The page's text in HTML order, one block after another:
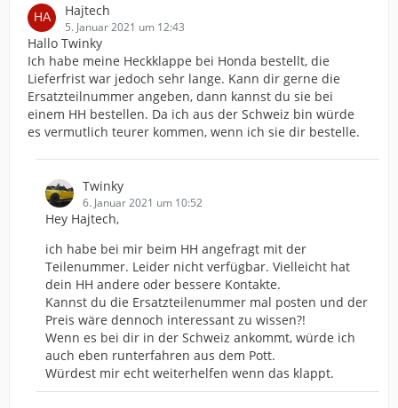
Hajtech
5. Januar 2021 um 12:43
Hallo Twinky
Ich habe meine Heckklappe bei Honda bestellt, die
Lieferfrist war jedoch sehr lange. Kann dir gerne die
Ersatzteilnummer angeben, dann kannst du sie bei
einem HH bestellen. Da ich aus der Schweiz bin würde
es vermutlich teurer kommen, wenn ich sie dir bestelle.
Twinky
6. Januar 2021 um 10:52
Hey Hajtech,
ich habe bei mir beim HH angefragt mit der
Teilenummer. Leider nicht verfügbar. Vielleicht hat
dein HH andere oder bessere Kontakte.
Kannst du die Ersatzteilenummer mal posten und der
Preis wäre dennoch interessant zu wissen?!
Wenn es bei dir in der Schweiz ankommt, würde ich
auch eben runterfahren aus dem Pott.
Würdest mir echt weiterhelfen wenn das klappt.